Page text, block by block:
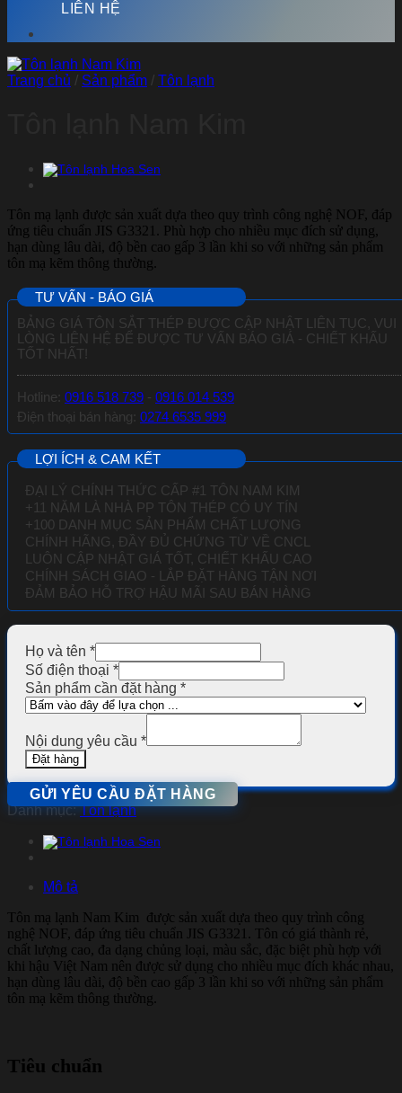
LIÊN HỆ
Trang chủ / Sản phẩm / Tôn lạnh
Tôn mạ lạnh được sản xuất dựa theo quy trình công nghệ NOF, đáp
ứng tiêu chuẩn JIS G3321. Phù hợp cho nhiều mục đích sử dụng,
hạn dùng lâu dài, độ bền cao gấp 3 lần khi so với những sản phẩm
tôn mạ kẽm thông thường.
TƯ VẤN - BÁO GIÁ
BẢNG GIÁ TÔN SẮT THÉP ĐƯỢC CẬP NHẬT LIÊN TỤC, VUI
LÒNG LIÊN HỆ ĐỂ ĐƯỢC TƯ VẤN BÁO GIÁ - CHIẾT KHẤU
TỐT NHẤT!
Hotline: 0916 518 739 - 0916 014 539
Điện thoại bán hàng: 0274 6535 999
LỢI ÍCH & CAM KẾT
ĐẠI LÝ CHÍNH THỨC CẤP #1 TÔN NAM KIM
+11 NĂM LÀ NHÀ PP TÔN THÉP CÓ UY TÍN
+100 DANH MỤC SẢN PHẨM CHẤT LƯỢNG
CHÍNH HÃNG, ĐẦY ĐỦ CHỨNG TỪ VỀ CNCL
LUÔN CẬP NHẬT GIÁ TỐT, CHIẾT KHẤU CAO
CHÍNH SÁCH GIAO - LẮP ĐẶT HÀNG TẬN NƠI
ĐẢM BẢO HỖ TRỢ HẬU MÃI SAU BÁN HÀNG
Họ và tên *
Số điện thoại *
Sản phẩm cần đặt hàng *
Nội dung yêu cầu *
Đặt hàng
GỬI YÊU CẦU ĐẶT HÀNG
Danh mục:Tôn lạnh
Mô tả
Tôn mạ lạnh Nam Kim được sản xuất dựa theo quy trình công
nghệ NOF, đáp ứng tiêu chuẩn JIS G3321. Tôn có giá thành rẻ,
chất lượng cao, đa dạng chủng loại, màu sắc, đặc biệt phù hợp với
khi hậu Việt Nam nên được sử dụng cho nhiều mục đích khác nhau,
hạn dùng lâu dài, độ bền cao gấp 3 lần khi so với những sản phẩm
tôn mạ kẽm thông thường.
Tiêu chuẩn